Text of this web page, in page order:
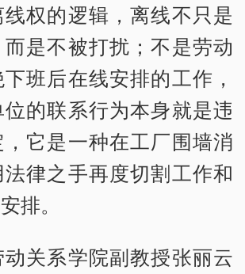
权的逻辑，离线不只是
是不被打扰；不是劳动
班后在线安排的工作，
的联系行为本身就是违
它是一种在工厂围墙消
律之手再度切割工作和
排。
系学院副教授张丽云